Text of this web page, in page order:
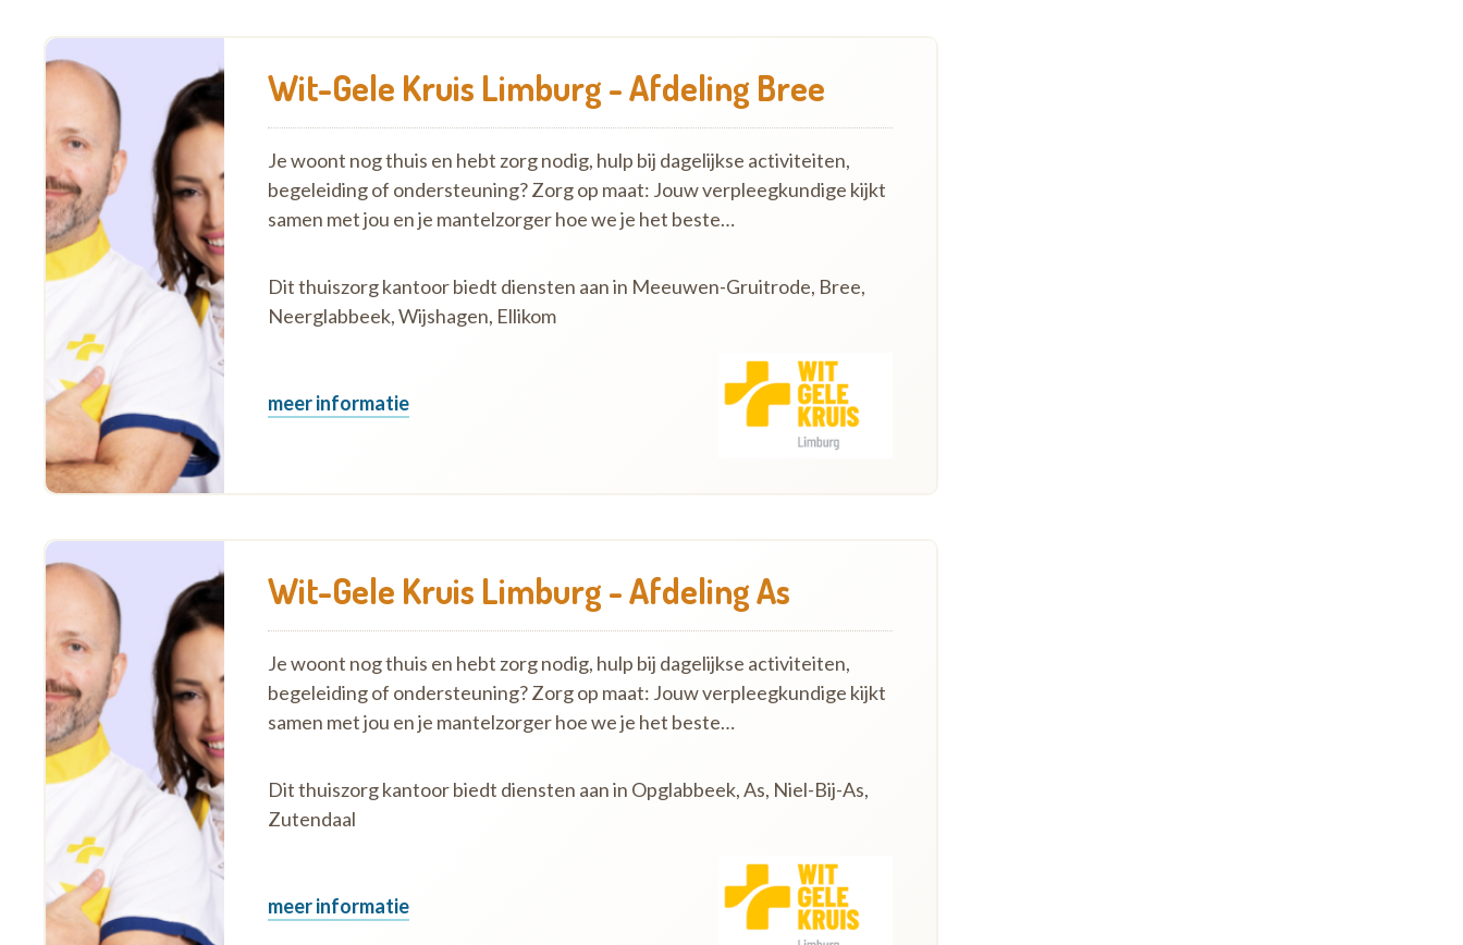
Wit-Gele Kruis Limburg - Afdeling Bree
Je woont nog thuis en hebt zorg nodig, hulp bij dagelijkse activiteiten,
begeleiding of ondersteuning? Zorg op maat: Jouw verpleegkundige kijkt
samen met jou en je mantelzorger hoe we je het beste…
Dit thuiszorg kantoor biedt diensten aan in Meeuwen-Gruitrode, Bree,
Neerglabbeek, Wijshagen, Ellikom
meer informatie
Wit-Gele Kruis Limburg - Afdeling As
Je woont nog thuis en hebt zorg nodig, hulp bij dagelijkse activiteiten,
begeleiding of ondersteuning? Zorg op maat: Jouw verpleegkundige kijkt
samen met jou en je mantelzorger hoe we je het beste…
Dit thuiszorg kantoor biedt diensten aan in Opglabbeek, As, Niel-Bij-As,
Zutendaal
meer informatie